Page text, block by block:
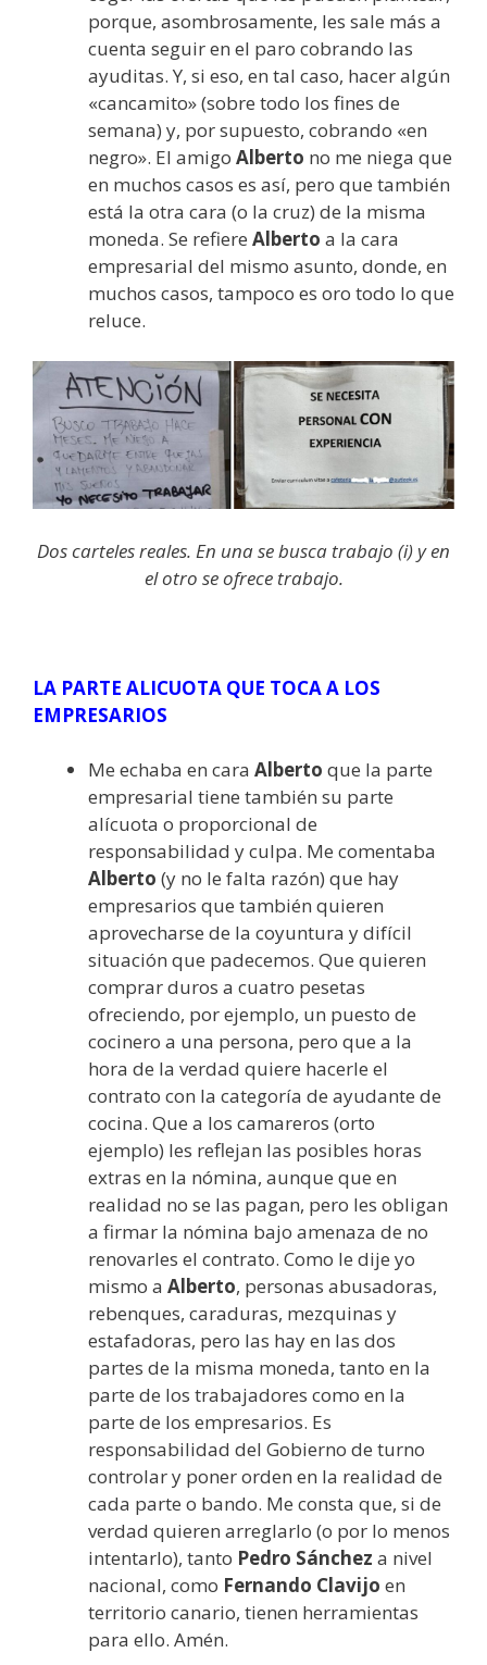
porque, asombrosamente, les sale más a
cuenta seguir en el paro cobrando las
ayuditas. Y, si eso, en tal caso, hacer algún
«cancamito» (sobre todo los fines de
semana) y, por supuesto, cobrando «en
negro». El amigo Alberto no me niega que
en muchos casos es así, pero que también
está la otra cara (o la cruz) de la misma
moneda. Se refiere Alberto a la cara
empresarial del mismo asunto, donde, en
muchos casos, tampoco es oro todo lo que
reluce.
Dos carteles reales. En una se busca trabajo (i) y en
el otro se ofrece trabajo.
LA PARTE ALICUOTA QUE TOCA A LOS
EMPRESARIOS
Me echaba en cara Alberto que la parte
empresarial tiene también su parte
alícuota o proporcional de
responsabilidad y culpa. Me comentaba
Alberto (y no le falta razón) que hay
empresarios que también quieren
aprovecharse de la coyuntura y difícil
situación que padecemos. Que quieren
comprar duros a cuatro pesetas
ofreciendo, por ejemplo, un puesto de
cocinero a una persona, pero que a la
hora de la verdad quiere hacerle el
contrato con la categoría de ayudante de
cocina. Que a los camareros (orto
ejemplo) les reflejan las posibles horas
extras en la nómina, aunque que en
realidad no se las pagan, pero les obligan
a firmar la nómina bajo amenaza de no
renovarles el contrato. Como le dije yo
mismo a Alberto, personas abusadoras,
rebenques, caraduras, mezquinas y
estafadoras, pero las hay en las dos
partes de la misma moneda, tanto en la
parte de los trabajadores como en la
parte de los empresarios. Es
responsabilidad del Gobierno de turno
controlar y poner orden en la realidad de
cada parte o bando. Me consta que, si de
verdad quieren arreglarlo (o por lo menos
intentarlo), tanto Pedro Sánchez a nivel
nacional, como Fernando Clavijo en
territorio canario, tienen herramientas
para ello. Amén.